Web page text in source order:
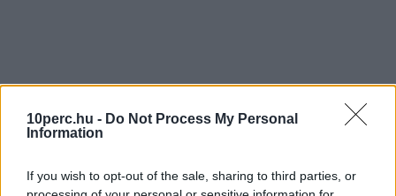
10perc.hu - Do Not Process My Personal
Information
If you wish to opt-out of the sale, sharing to third parties, or